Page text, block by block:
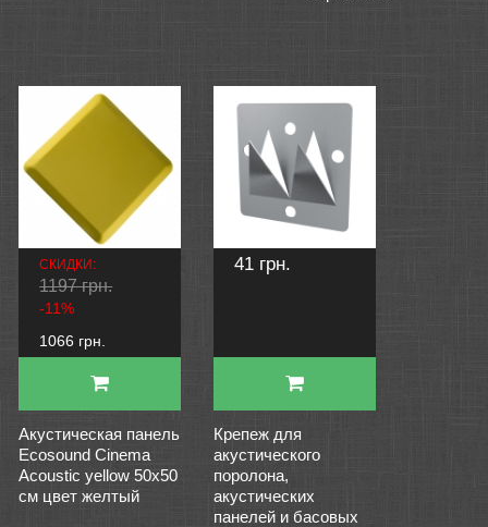
СКИДКИ:
1197 грн.
-11%
1066 грн.
Акустическая панель
Ecosound Cinema
Acoustic yellow 50х50
см цвет желтый
41 грн.
Крепеж для
акустического
поролона,
акустических
панелей и басовых